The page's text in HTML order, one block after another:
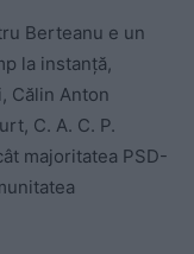
Berteanu e un
la instanță,
Călin Anton
C. A. C. P.
majoritatea PSD-